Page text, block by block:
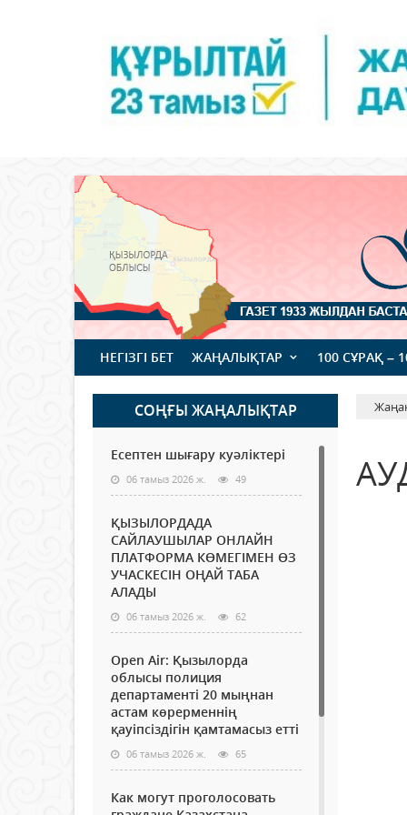
НЕГІЗГІ БЕТ ЖАҢАЛЫҚТАР 100 СҰРАҚ –
СОҢҒЫ ЖАҢАЛЫҚТАР
Есептен шығару куәліктері
06 тамыз 2026 ж. 49
ҚЫЗЫЛОРДАДА
САЙЛАУШЫЛАР ОНЛАЙН
ПЛАТФОРМА КӨМЕГІМЕН ӨЗ
УЧАСКЕСІН ОҢАЙ ТАБА
АЛАДЫ
06 тамыз 2026 ж. 62
Open Air: Қызылорда
облысы полиция
департаменті 20 мыңнан
астам көрерменнің
қауіпсіздігін қамтамасыз етті
06 тамыз 2026 ж. 65
Как могут проголосовать